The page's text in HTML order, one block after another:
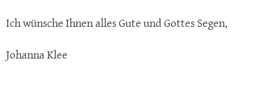
Ich wünsche Ihnen alles Gute und Gottes Segen,
Johanna Klee